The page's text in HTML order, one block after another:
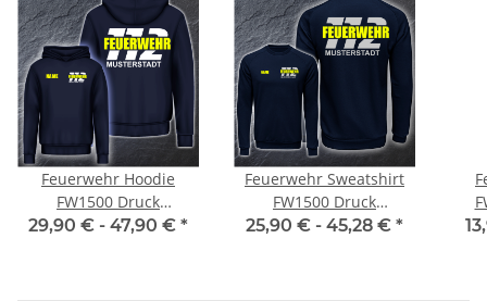
Feuerwehr Hoodie
FW1500 Druck
doppelseitig mehrfarbig
29,90 € - 47,90 € *
Feuerwehr Sweatshirt
FW1500 Druck
doppelseitig mehrfarbig
25,90 € - 45,28 € *